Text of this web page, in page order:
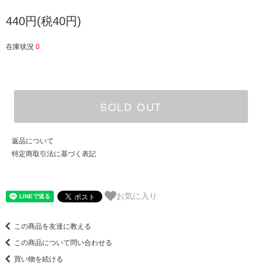
440円(税40円)
在庫状況 0
SOLD OUT
返品について
特定商取引法に基づく表記
お気に入り
この商品を友達に教える
この商品について問い合わせる
買い物を続ける